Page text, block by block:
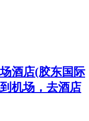
酒店(胶东国际
机场，去酒店